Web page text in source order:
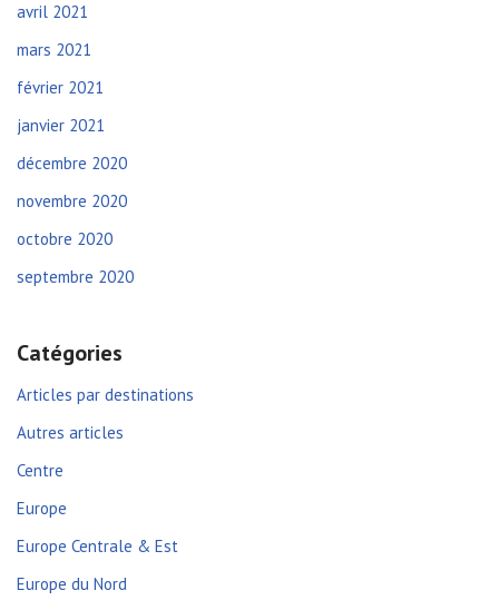
avril 2021
mars 2021
février 2021
janvier 2021
décembre 2020
novembre 2020
octobre 2020
septembre 2020
Catégories
Articles par destinations
Autres articles
Centre
Europe
Europe Centrale & Est
Europe du Nord